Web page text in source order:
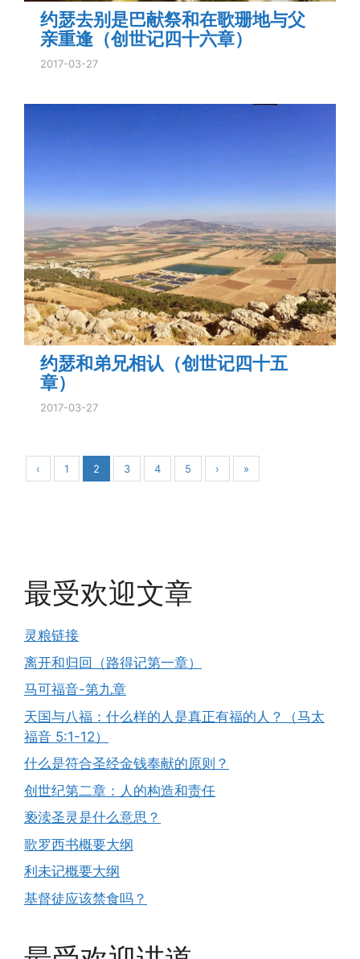
约瑟去别是巴献祭和在歌珊地与父
亲重逢（创世记四十六章）
2017-03-27
约瑟和弟兄相认（创世记四十五
章）
2017-03-27
‹ 1 2 3 4 5 › »
最受欢迎文章
灵粮链接
离开和归回（路得记第一章）
马可福音-第九章
天国与八福：什么样的人是真正有福的人？（马太
福音 5:1-12）
什么是符合圣经金钱奉献的原则？
创世纪第二章：人的构造和责任
亵渎圣灵是什么意思？
歌罗西书概要大纲
利未记概要大纲
基督徒应该禁食吗？